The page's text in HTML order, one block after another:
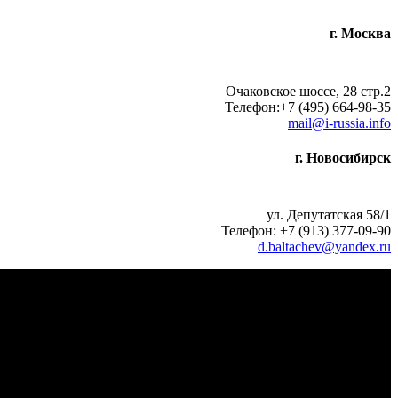
г. Москва
Очаковское шоссе, 28 стр.2
Телефон:+7 (495) 664-98-35
mail@i-russia.info
г. Новосибирск
ул. Депутатская 58/1
Телефон: +7 (913) 377-09-90
d.baltachev@yandex.ru